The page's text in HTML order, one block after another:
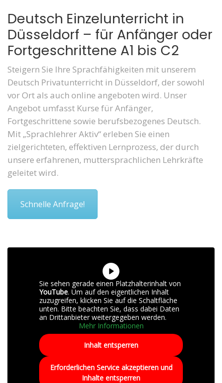
Deutsch Einzelunterricht in
Düsseldorf – für Anfänger oder
Fortgeschrittene A1 bis C2
Steigern Sie Ihre Sprachfähigkeiten mit unserem
Deutsch Privatunterricht in Düsseldorf, der sowohl
vor Ort als auch online angeboten wird. Unser
Angebot umfasst Kurse für Anfänger,
Fortgeschrittene sowie berufsbezogenes Deutsch.
Mit „Sprachlehrer Aktiv“ erleben Sie einen
zielgerichteten, effektiven Lernprozess, der durch
unsere erfahrenen, muttersprachlichen Lehrkräfte
geleitet wird.
Schnelle Anfrage!
Sie sehen gerade einen Platzhalterinhalt von
YouTube. Um auf den eigentlichen Inhalt
zuzugreifen, klicken Sie auf die Schaltfläche
unten. Bitte beachten Sie, dass dabei Daten
an Drittanbieter weitergegeben werden.
Mehr Informationen
Inhalt entsperren
Erforderlichen Service akzeptieren und
Inhalte entsperren